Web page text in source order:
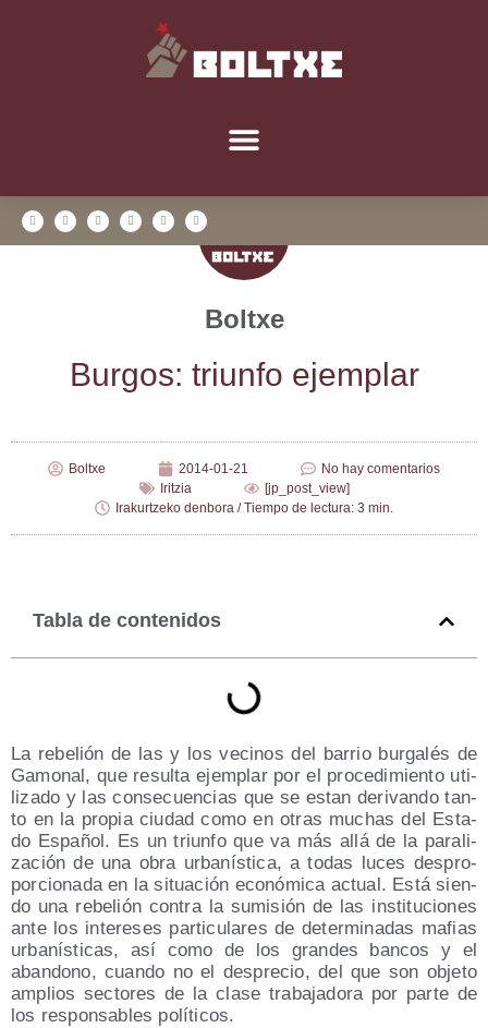
Boltxe
Bur­gos: triun­fo ejemplar
Boltxe 2014-01-21
No hay comentarios
Iritzia
[jp_post_view]
Irakurtzeko denbora / Tiempo de lectura: 3 min.
Tabla de contenidos
La rebe­lión de las y los veci­nos del barrio bur­ga­lés de
Gamo­nal, que resul­ta ejem­plar por el pro­ce­di­mien­to uti­
li­za­do y las con­se­cuen­cias que se estan deri­van­do tan­
to en la pro­pia ciu­dad como en otras muchas del Esta­
do Espa­ñol. Es un triun­fo que va más allá de la para­li­
za­ción de una obra urba­nís­ti­ca, a todas luces des­pro­
por­cio­na­da en la situa­ción eco­nó­mi­ca actual. Está sien­
do una rebe­lión con­tra la sumi­sión de las ins­ti­tu­cio­nes
ante los intere­ses par­ti­cu­la­res de deter­mi­na­das mafias
urba­nís­ti­cas, así como de los gran­des ban­cos y el
aban­dono, cuan­do no el des­pre­cio, del que son obje­to
amplios sec­to­res de la cla­se tra­ba­ja­do­ra por par­te de
los res­pon­sa­bles políticos.